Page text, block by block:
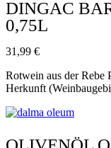
DINGAC
0,75L
31,99 €
Rotwein aus der Rebe
Herkunft